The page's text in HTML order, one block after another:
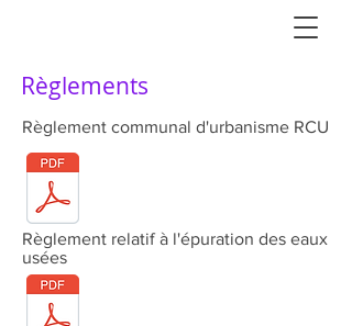
Règlements
Règlement communal d'urbanisme RCU
Règlement relatif à l'épuration des eaux
usées